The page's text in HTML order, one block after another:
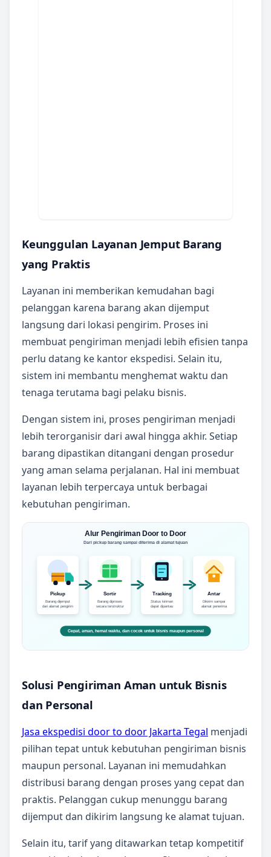
Keunggulan Layanan Jemput Barang
yang Praktis
Layanan ini memberikan kemudahan bagi
pelanggan karena barang akan dijemput
langsung dari lokasi pengirim. Proses ini
membuat pengiriman menjadi lebih efisien tanpa
perlu datang ke kantor ekspedisi. Selain itu,
sistem ini membantu menghemat waktu dan
tenaga terutama bagi pelaku bisnis.
Dengan sistem ini, proses pengiriman menjadi
lebih terorganisir dari awal hingga akhir. Setiap
barang dipastikan ditangani dengan prosedur
yang aman selama perjalanan. Hal ini membuat
layanan lebih terpercaya untuk berbagai
kebutuhan pengiriman.
Solusi Pengiriman Aman untuk Bisnis
dan Personal
Jasa ekspedisi door to door Jakarta Tegal menjadi
pilihan tepat untuk kebutuhan pengiriman bisnis
maupun personal. Layanan ini memudahkan
distribusi barang dengan proses yang cepat dan
praktis. Pelanggan cukup menunggu barang
dijemput dan dikirim langsung ke alamat tujuan.
Selain itu, tarif yang ditawarkan tetap kompetitif